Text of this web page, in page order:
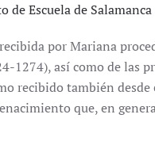
de Escuela de Salamanca
por Mariana
1274), así como de las
recibido también
que, en